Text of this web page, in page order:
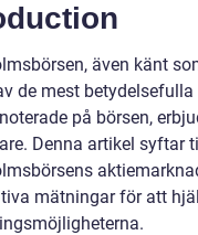
även känt
de mest
på börsen,
Denna artikel syftar
mätningar för att